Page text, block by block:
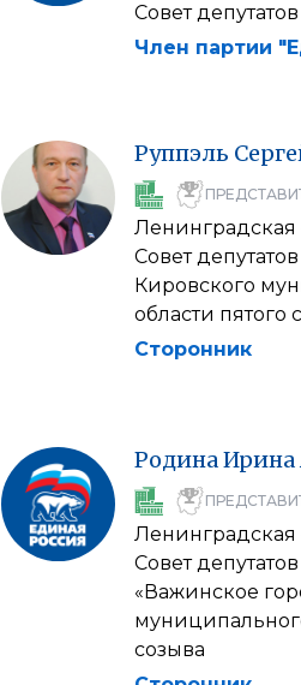
Совет
Член партии
Руппэль
Ленинградская
Совет
Кировского
области пятого
Сторонник
РодинаИрина
Ленинградская
Совет
«Важинское
созыва